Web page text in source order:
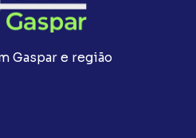
Gaspar e região